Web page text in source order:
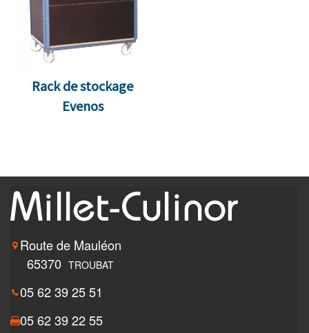
Rack de stockage
Evenos
Route de Mauléon
65370 TROUBAT
05 62 39 25 51
05 62 39 22 55